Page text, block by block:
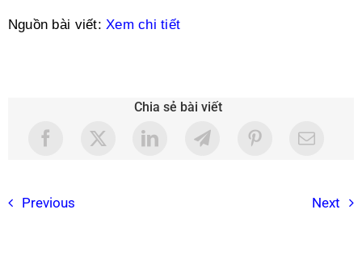
Nguồn bài viết: Xem chi tiết
Chia sẻ bài viết
Previous Next